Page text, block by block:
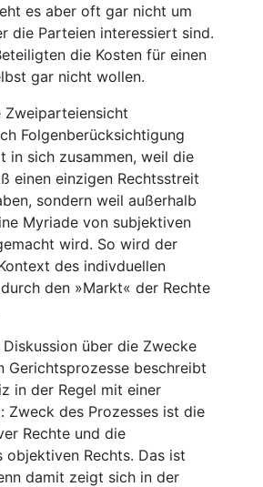
es aber oft gar nicht um
die Parteien interessiert sind.
die Kosten für einen
gar nicht wollen.
Zweiparteiensicht
Folgenberücksichtigung
in sich zusammen, weil die
einen einzigen Rechtsstreit
sondern weil außerhalb
Myriade von subjektiven
wird. So wird der
des indivduellen
den »Markt« der Rechte
über die Zwecke
Gerichtsprozesse beschreibt
in der Regel mit einer
Zweck des Prozesses ist die
Rechte und die
objektiven Rechts. Das ist
damit zeigt sich in der